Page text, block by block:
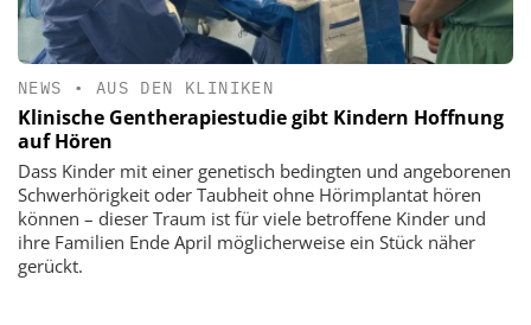
NEWS • AUS DEN KLINIKEN
Klinische Gentherapiestudie gibt Kindern Hoffnung
auf Hören
Dass Kinder mit einer genetisch bedingten und angeborenen
Schwerhörigkeit oder Taubheit ohne Hörimplantat hören
können – dieser Traum ist für viele betroffene Kinder und
ihre Familien Ende April möglicherweise ein Stück näher
gerückt.